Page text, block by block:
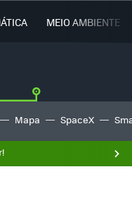
MEIO AMBIENTE
Mapa SpaceX